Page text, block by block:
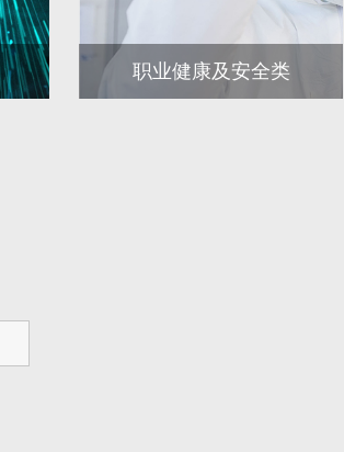
职业健康及安全类